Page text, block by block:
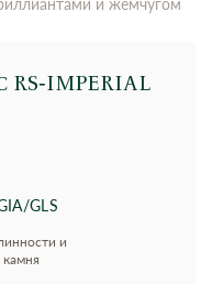
и жемчугом
GLS
и
камня